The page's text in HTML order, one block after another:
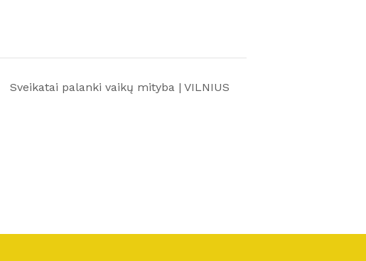
Sveikatai palanki vaikų mityba | VILNIUS